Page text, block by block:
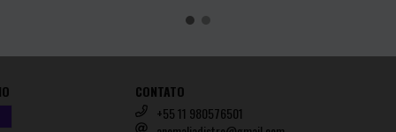
CONTATO
+55 11 980576501